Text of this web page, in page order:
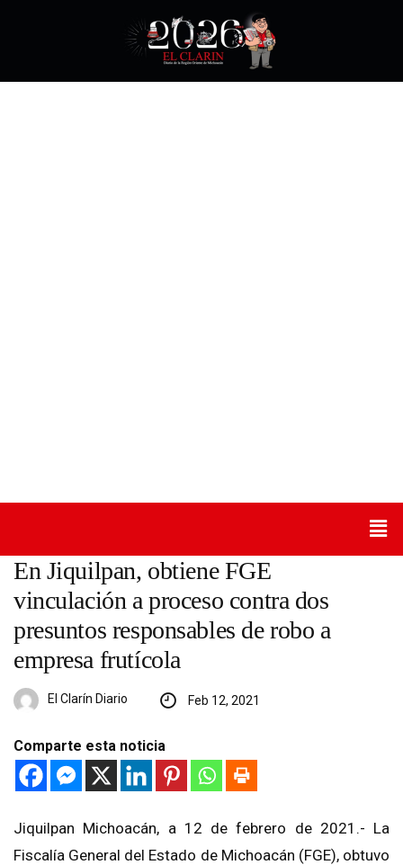
En Jiquilpan, obtiene FGE
vinculación a proceso contra dos
presuntos responsables de robo a
empresa frutícola
El Clarín Diario Feb 12, 2021
Comparte esta noticia
Jiquilpan Michoacán, a 12 de febrero de 2021.- La
Fiscalía General del Estado de Michoacán (FGE), obtuvo